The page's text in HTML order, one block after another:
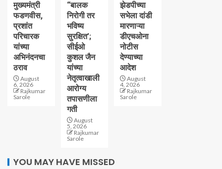
मुख्यमंत्री
फडणवीस,
प्रशांत
परिचारक
यांच्या
अभिनंदनचा
ठराव
August
6, 2026
Rajkumar
Sarole
“बालक
निरोगी तर
भविष्य
सुरक्षित’;
सीईओ
कुशल जैन
यांच्या
नेतृत्वाखाली
आरोग्य
तपासणीला
गती
August
5, 2026
Rajkumar
Sarole
झेडपीच्या
सभेला दांडी
मारणाऱ्या
डीएचओना
नोटीस
देण्याच्या
आदेश
August
4, 2026
Rajkumar
Sarole
YOU MAY HAVE MISSED